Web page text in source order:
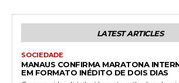
LATEST ARTICLES
SOCIEDADE
MANAUS CONFIRMA MARATONA
EM FORMATO INÉDITO DE DOIS DIAS